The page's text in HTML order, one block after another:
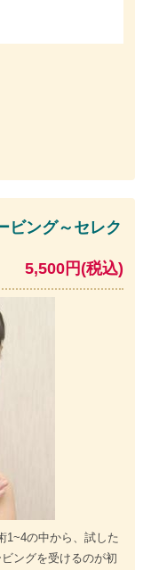
ビング～セレク
5,500円(税込)
1~4の中から、試した
ングを受けるのが初